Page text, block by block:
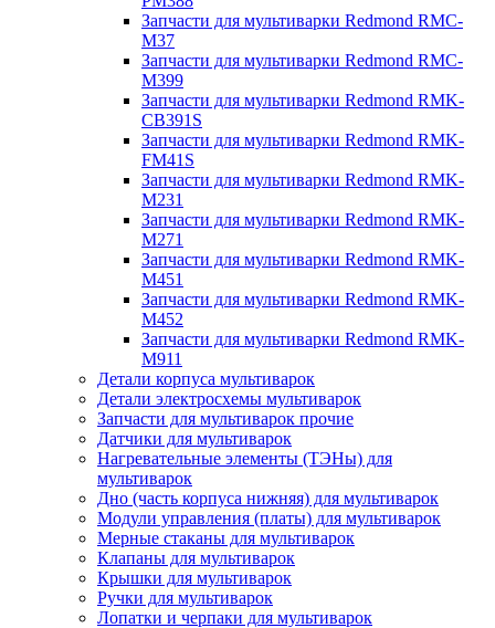
Запчасти для мультиварки Redmond RMC-
M37
Запчасти для мультиварки Redmond RMC-
M399
Запчасти для мультиварки Redmond RMK-
CB391S
Запчасти для мультиварки Redmond RMK-
FM41S
Запчасти для мультиварки Redmond RMK-
M231
Запчасти для мультиварки Redmond RMK-
M271
Запчасти для мультиварки Redmond RMK-
M451
Запчасти для мультиварки Redmond RMK-
M452
Запчасти для мультиварки Redmond RMK-
M911
Детали корпуса мультиварок
Детали электросхемы мультиварок
Запчасти для мультиварок прочие
Датчики для мультиварок
Нагревательные элементы (ТЭНы) для
мультиварок
Дно (часть корпуса нижняя) для мультиварок
Модули управления (платы) для мультиварок
Мерные стаканы для мультиварок
Клапаны для мультиварок
Крышки для мультиварок
Ручки для мультиварок
Лопатки и черпаки для мультиварок